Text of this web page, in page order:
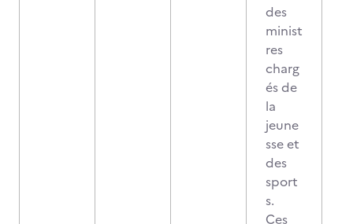
des
minist
res
charg
és de
la
jeune
sse et
des
sport
s.
Ces